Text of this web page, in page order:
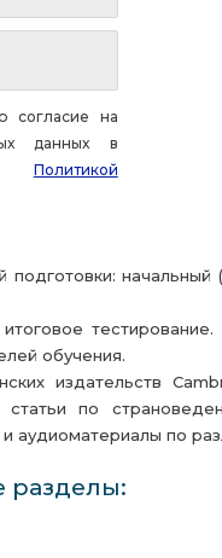
согласие на
данных в
с Политикой
начальный
тестирование.
обучения.
издательств
по
аудиоматериалы по
разделы: